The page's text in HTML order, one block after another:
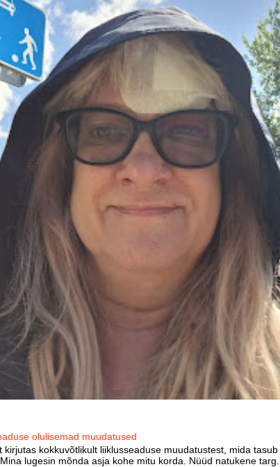
olulisemad muudatused
kirjutas kokkuvõtlikult liiklusseaduse muudatustest, mida tasub
lugesin mõnda asja kohe mitu korda. Nüüd natukene targ...